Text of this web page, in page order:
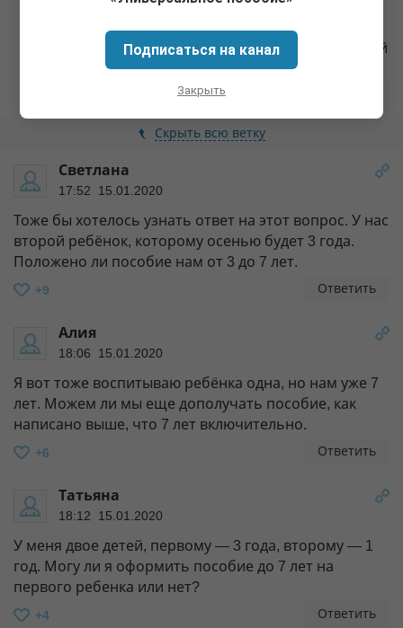
Скажите, а если я стою в центре занятости и мой
муж тоже, могу ли я получать такие пособия?
Скрыть всю ветку
Светлана
17:52 15.01.2020
Тоже бы хотелось узнать ответ на этот вопрос. У нас
второй ребёнок, которому осенью будет 3 года.
Положено ли пособие нам от 3 до 7 лет.
+9 Ответить
Алия
18:06 15.01.2020
Я вот тоже воспитываю ребёнка одна, но нам уже 7
лет. Можем ли мы еще дополучать пособие, как
написано выше, что 7 лет включительно.
+6 Ответить
Татьяна
18:12 15.01.2020
У меня двое детей, первому — 3 года, второму — 1
год. Могу ли я оформить пособие до 7 лет на
первого ребенка или нет?
+4 Ответить
Подписаться на канал
Закрыть